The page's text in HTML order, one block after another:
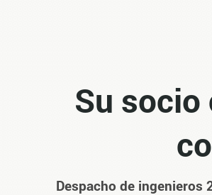
Su
Despacho de ingenieros